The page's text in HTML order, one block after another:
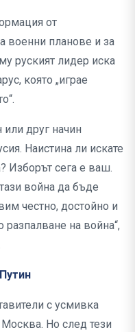
от
военни планове и за
руският лидер иска
която „играе
или друг начин
Наистина ли искате
Изборът сега е ваш.
война да бъде
честно, достойно и
на война“,
с усмивка
Но след тези